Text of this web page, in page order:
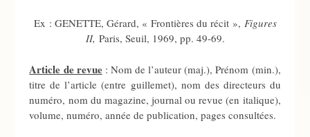
Ex : GENETTE, Gérard, « Frontières du récit », Figures
II, Paris, Seuil, 1969, pp. 49-69.
Article de revue: Nom de l’auteur (maj.), Prénom (min.),
titre de l’article (entre guillemet), nom des directeurs du
numéro, nom du magazine, journal ou revue (en italique),
volume, numéro, année de publication, pages consultées.